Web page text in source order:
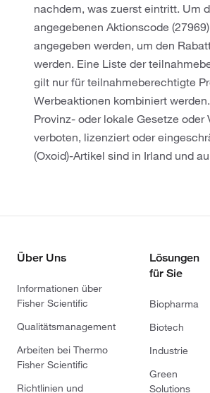
nachdem, was zuerst eintritt. Um
angegebenen Aktionscode
angegeben werden, um den
werden. Eine Liste der
gilt nur für teilnahmeberechtigte
Werbeaktionen kombiniert
Provinz- oder lokale Gesetze
verboten, lizenziert oder
(Oxoid)-Artikel sind in Irland und
Über Uns
Informationen über
Fisher Scientific
Qualitätsmanagement
Arbeiten bei Thermo
Fisher Scientific
Richtlinien und
Lösungen
für Sie
Biopharma
Biotech
Industrie
Green
Solutions